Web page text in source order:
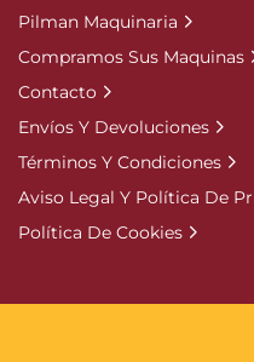
Pilman Maquinaria
Compramos Sus Maquinas
Contacto
Envíos Y Devoluciones
Términos Y Condiciones
Aviso Legal Y Política De
Política De Cookies